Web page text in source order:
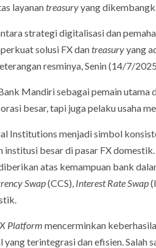
layanantreasuryyang
strategi digitalisasi dan
solusi FX dantreasuryyang
resminya, Senin (14/7/
Mandiri sebagai pemain utama
besar, tapi juga pelaku usaha
Institutions menjadi simbol
besar di pasar FX
atas kemampuan bank
Swap(CCS), Interest Rate Swap
Platform mencerminkan
terintegrasi dan efisien. Salah